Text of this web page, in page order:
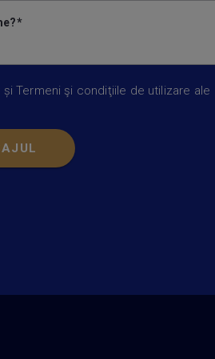
șiTermeni şi condiţiile de utilizare ale